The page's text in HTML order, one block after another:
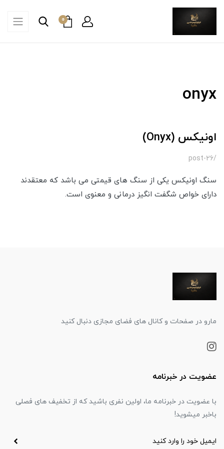
0
onyx
اونیکس (Onyx)
/post-26
سنگ اونیکس یکی از سنگ های قیمتی می باشد که معتقدند
دارای خواص شگفت انگیز درمانی و معنوی است.
مارو در صفحات و کانال های فضای مجازی دنبال کنید
عضویت در خبرنامه
با عضویت در خبرنامه ما، اولین نفری باشید که از تخفیف های فصلی
باخبر میشوید!